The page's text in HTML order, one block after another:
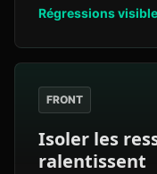
Régressions
FRONT
Isoler les
ralentissent